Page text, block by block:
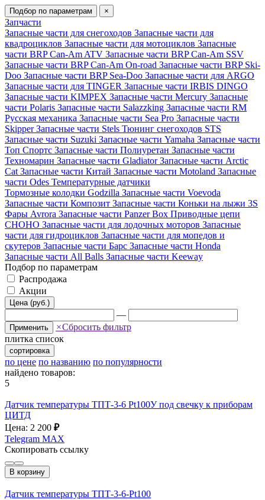
Подбор по параметрам ×
Запчасти
Запасные части для снегоходов Запасные части для
квадроциклов Запасные части для мотоциклов Запасные
части BRP Can-Am ATV Запасные части BRP Can-Am SSV
Запасные части BRP Can-Am On-road Запасные части BRP Ski-
Doo Запасные части BRP Sea-Doo Запасные части для ARGO
Запасные части для TINGER Запасные части IRBIS DINGO
Запасные части KIMPEX Запасные части Mercury Запасные
части Polaris Запасные части Salazzking Запасные части RM
Русская механика Запасные части Sea Pro Запасные части
SkipperЗапасные части Stels Тюнинг снегоходов STS
Запасные части Suzuki Запасные части Yamaha Запасные части
Топ Спортс Запасные части Полиуретан Запасные части
Техномарин Запасные части GladiatorЗапасные части Arctic
Cat Запасные части Китай Запасные части Motoland Запасные
части Odes Температурные датчики
Тормозные колодки Godzilla Запасные части Voevoda
Запасные части Композит Запасные части Коньки на лыжи 3S
Фары Avrora Запасные части Panzer Box Приводные цепи
CHOHO Запасные части для лодочных моторов Запасные
части для гидроциклов Запасные части для мопедов и
скутеров Запасные части Барс Запасные части Honda
Запасные части All Balls Запасные части Keeway
Подбор по параметрам
Распродажа
Акции
Цена (руб.)
—
Применить ×Сбросить фильтр
плитка список
сортировка
по цене по названию по популярности
найдено товаров:
5
Датчик температуры ТПТ-3-6 Pt100У под свечку к приборам
ЦИТД
Цена: 2 200 ₽
Telegram MAX
Скопировать ссылку
В корзину
Датчик температуры ТПТ-3-6-Pt100